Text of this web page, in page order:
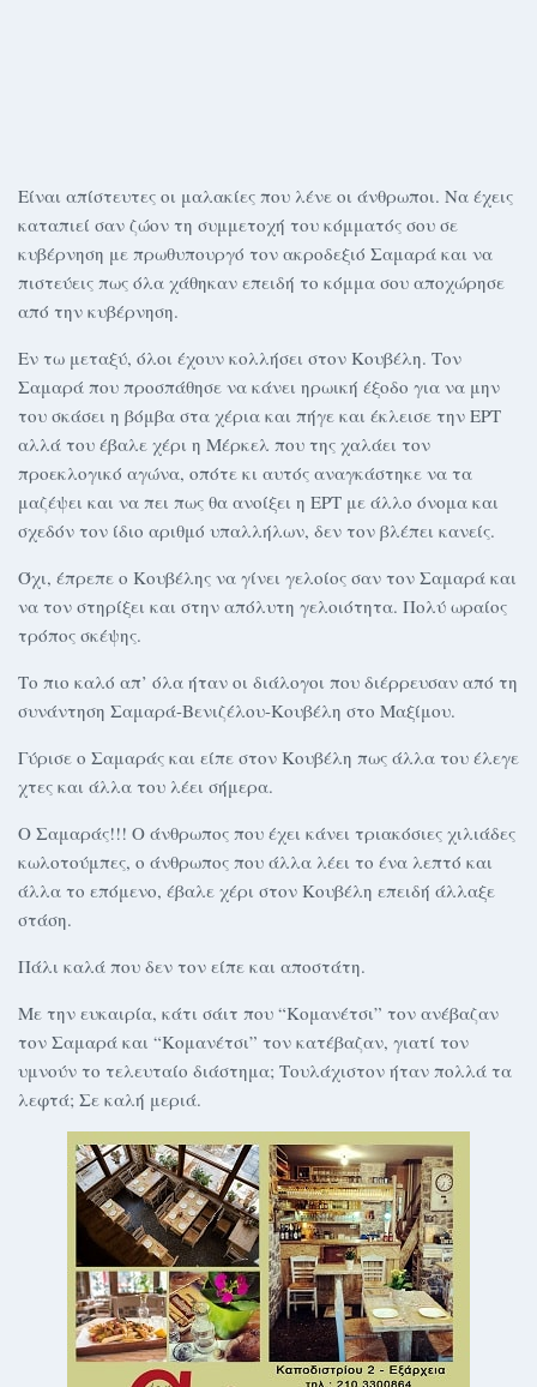
Είναι απίστευτες οι μαλακίες που λένε οι άνθρωποι. Να έχεις
καταπιεί σαν ζώον τη συμμετοχή του κόμματός σου σε
κυβέρνηση με πρωθυπουργό τον ακροδεξιό Σαμαρά και να
πιστεύεις πως όλα χάθηκαν επειδή το κόμμα σου αποχώρησε
από την κυβέρνηση.
Εν τω μεταξύ, όλοι έχουν κολλήσει στον Κουβέλη. Τον
Σαμαρά που προσπάθησε να κάνει ηρωική έξοδο για να μην
του σκάσει η βόμβα στα χέρια και πήγε και έκλεισε την ΕΡΤ
αλλά του έβαλε χέρι η Μέρκελ που της χαλάει τον
προεκλογικό αγώνα, οπότε κι αυτός αναγκάστηκε να τα
μαζέψει και να πει πως θα ανοίξει η ΕΡΤ με άλλο όνομα και
σχεδόν τον ίδιο αριθμό υπαλλήλων, δεν τον βλέπει κανείς.
Όχι, έπρεπε ο Κουβέλης να γίνει γελοίος σαν τον Σαμαρά και
να τον στηρίξει και στην απόλυτη γελοιότητα. Πολύ ωραίος
τρόπος σκέψης.
Το πιο καλό απ’ όλα ήταν οι διάλογοι που διέρρευσαν από τη
συνάντηση Σαμαρά-Βενιζέλου-Κουβέλη στο Μαξίμου.
Γύρισε ο Σαμαράς και είπε στον Κουβέλη πως άλλα του έλεγε
χτες και άλλα του λέει σήμερα.
Ο Σαμαράς!!! Ο άνθρωπος που έχει κάνει τριακόσιες χιλιάδες
κωλοτούμπες, ο άνθρωπος που άλλα λέει το ένα λεπτό και
άλλα το επόμενο, έβαλε χέρι στον Κουβέλη επειδή άλλαξε
στάση.
Πάλι καλά που δεν τον είπε και αποστάτη.
Με την ευκαιρία, κάτι σάιτ που “Κομανέτσι” τον ανέβαζαν
τον Σαμαρά και “Κομανέτσι” τον κατέβαζαν, γιατί τον
υμνούν το τελευταίο διάστημα; Τουλάχιστον ήταν πολλά τα
λεφτά; Σε καλή μεριά.